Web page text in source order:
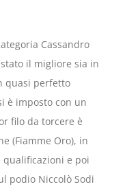
Cassandro
il migliore sia in
quasi perfetto
è imposto con un
filo da torcere è
(Fiamme Oro), in
qualificazioni e poi
podio Niccolò Sodi